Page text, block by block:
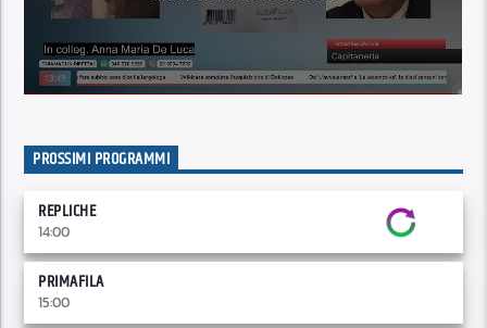
PROSSIMI PROGRAMMI
REPLICHE
14:00
PRIMAFILA
15:00